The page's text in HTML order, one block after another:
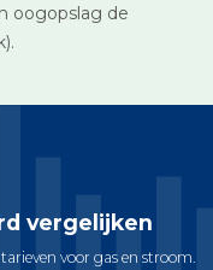
oogopslag de
vergelijken
voor gas en stroom.